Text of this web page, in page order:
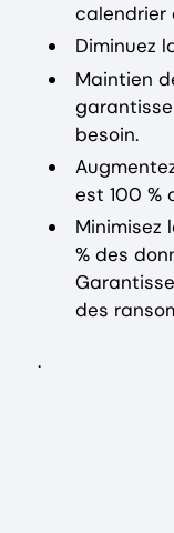
calendrier
Diminuez
Maintien
besoin.
est 100 %
Minimisez
% des
des
.